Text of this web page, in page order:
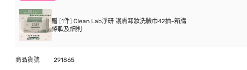
贈 [1件] Clean Lab淨研 護膚卸妝洗臉巾42抽-箱購
條款及細則
商品貨號 291865